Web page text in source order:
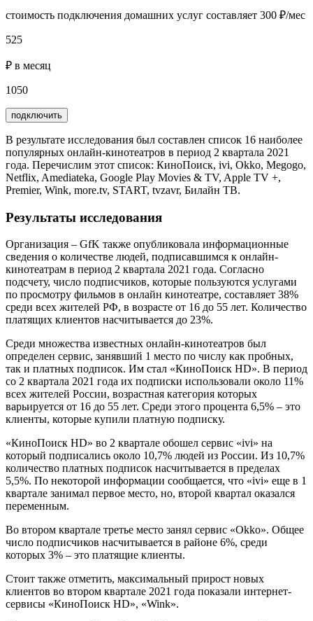
стоимость подключения домашних услуг составляет 300 ₽/мес
525
₽ в месяц
1050
подключить
В результате исследования был составлен список 16 наиболее
популярных онлайн-кинотеатров в период 2 квартала 2021
года. Перечислим этот список: КиноПоиск, ivi, Okko, Megogo,
Netflix, Amediateka, Google Play Movies & TV, Apple TV +,
Premier, Wink, more.tv, START, tvzavr, Билайн ТВ.
Результаты исследования
Организация – GfK также опубликовала информационные
сведения о количестве людей, подписавшимся к онлайн-
кинотеатрам в период 2 квартала 2021 года. Согласно
подсчету, число подписчиков, которые пользуются услугами
по просмотру фильмов в онлайн кинотеатре, составляет 38%
среди всех жителей РФ, в возрасте от 16 до 55 лет. Количество
платящих клиентов насчитывается до 23%.
Среди множества известных онлайн-кинотеатров был
определен сервис, занявший 1 место по числу как пробных,
так и платных подписок. Им стал «КиноПоиск HD». В период
со 2 квартала 2021 года их подписки использовали около 11%
всех жителей России, возрастная категория которых
варьируется от 16 до 55 лет. Среди этого процента 6,5% – это
клиенты, которые купили платную подписку.
«КиноПоиск HD» во 2 квартале обошел сервис «ivi» на
который подписались около 10,7% людей из России. Из 10,7%
количество платных подписок насчитывается в пределах
5,5%. По некоторой информации сообщается, что «ivi» еще в 1
квартале занимал первое место, но, второй квартал оказался
переменным.
Во втором квартале третье место занял сервис «Okko». Общее
число подписчиков насчитывается в районе 6%, среди
которых 3% – это платящие клиенты.
Стоит также отметить, максимальный прирост новых
клиентов во втором квартале 2021 года показали интернет-
сервисы «КиноПоиск HD», «Wink».